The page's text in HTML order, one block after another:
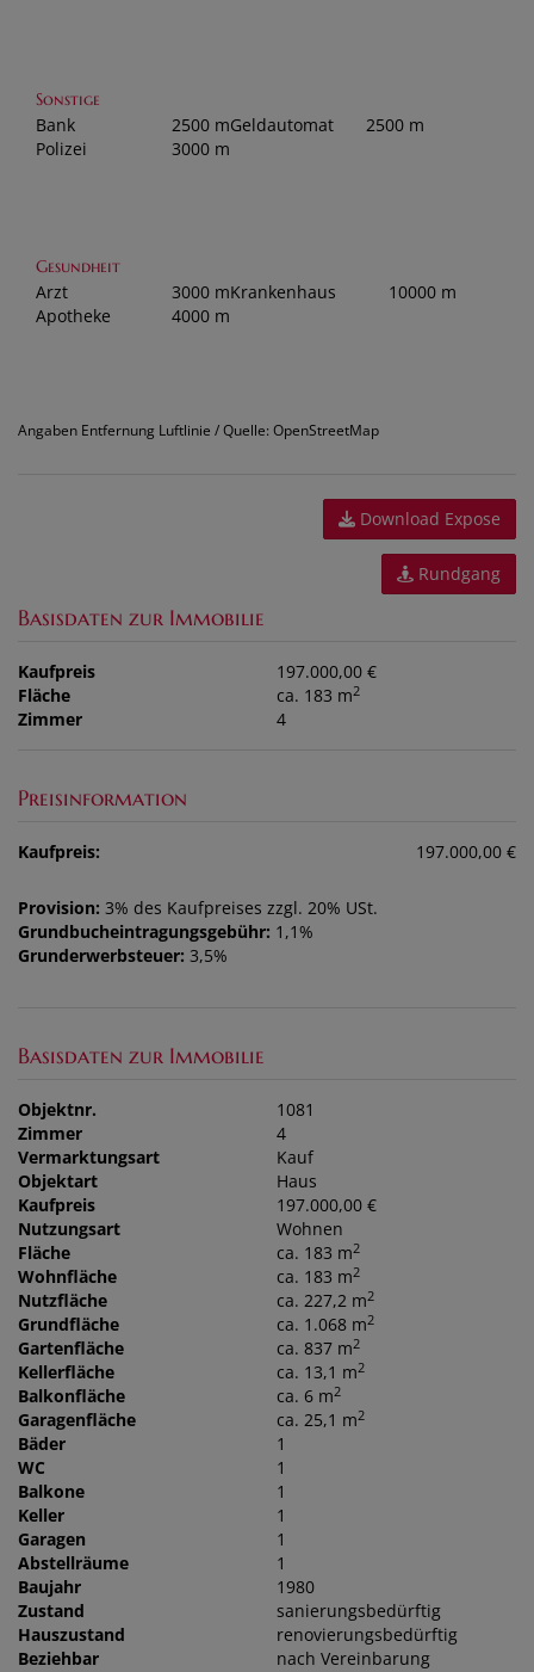
Sonstige
Bank 2500 mGeldautomat
2500 m
Polizei
3000 m
Gesundheit
Arzt 3000 mKrankenhaus
10000 m
Apotheke
4000 m
Angaben Entfernung Luftlinie / Quelle: OpenStreetMap
Download Expose
Rundgang
Basisdaten zur Immobilie
Kaufpreis
197.000,00 €
Fläche
ca. 183 m2
Zimmer 4
Preisinformation
Kaufpreis: 197.000,00 €
Provision: 3% des Kaufpreises zzgl. 20% USt.
Grundbucheintragungsgebühr: 1,1%
Grunderwerbsteuer: 3,5%
Basisdaten zur Immobilie
Objektnr.
1081
Zimmer
4
Vermarktungsart
Kauf
Objektart
Haus
Kaufpreis
197.000,00 €
Nutzungsart
Wohnen
Fläche
ca. 183 m2
Wohnfläche ca. 183 m2
Nutzfläche ca. 227,2 m2
Grundfläche ca. 1.068 m2
Gartenfläche ca. 837 m2
Kellerfläche ca. 13,1 m2
Balkonfläche ca. 6 m2
Garagenfläche ca. 25,1 m2
Bäder
1
WC
1
Balkone
1
Keller
1
Garagen
1
Abstellräume
1
Baujahr
1980
Zustand
sanierungsbedürftig
Hauszustand
renovierungsbedürftig
Beziehbar
nach Vereinbarung